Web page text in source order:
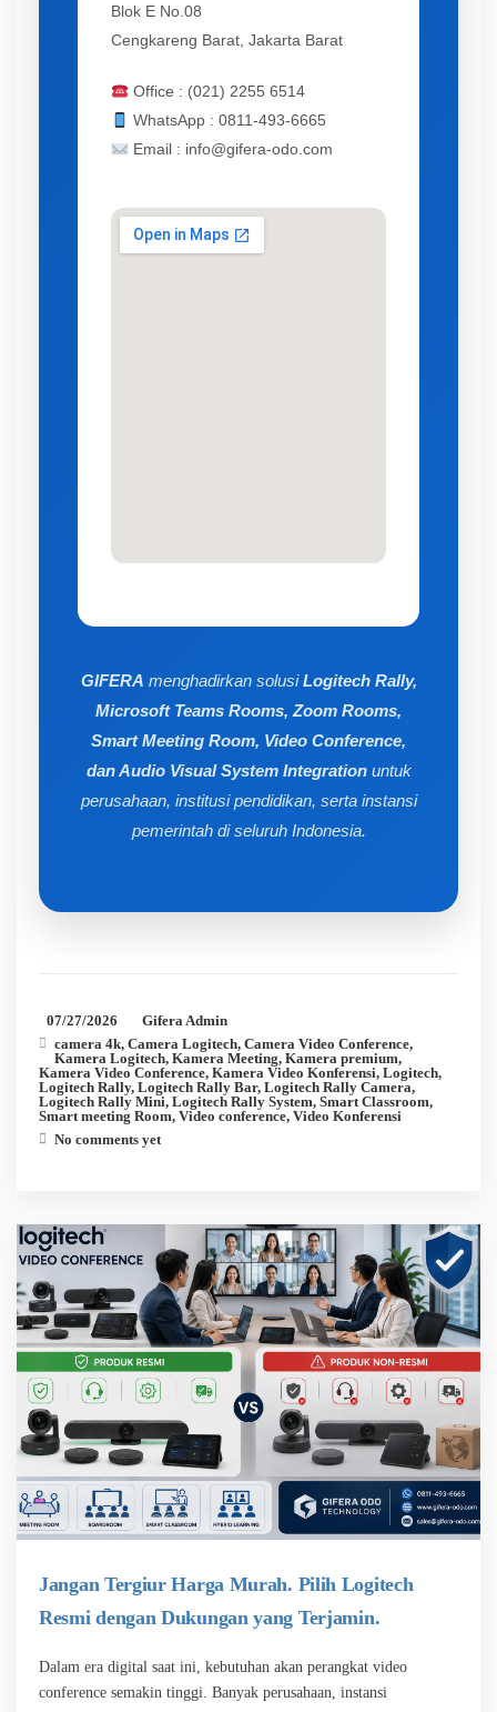
Blok E No.08
Cengkareng Barat, Jakarta Barat
Office : (021) 2255 6514
WhatsApp : 0811-493-6665
Email : info@gifera-odo.com
GIFERA menghadirkan solusiLogitech Rally,
Microsoft Teams Rooms, Zoom Rooms,
Smart Meeting Room, Video Conference,
dan Audio Visual System Integrationuntuk
perusahaan, institusi pendidikan, serta instansi
pemerintah di seluruh Indonesia.
07/27/2026
Gifera Admin
camera 4k, Camera Logitech, Camera Video Conference,
Kamera Logitech, Kamera Meeting, Kamera premium,
Kamera Video Conference, Kamera Video Konferensi, Logitech,
Logitech Rally, Logitech Rally Bar, Logitech Rally Camera,
Logitech Rally Mini, Logitech Rally System, Smart Classroom,
Smart meeting Room, Video conference, Video Konferensi
No comments yet
Jangan Tergiur Harga Murah. Pilih Logitech
Resmi dengan Dukungan yang Terjamin.
Dalam era digital saat ini, kebutuhan akan perangkat video
conference semakin tinggi. Banyak perusahaan, instansi